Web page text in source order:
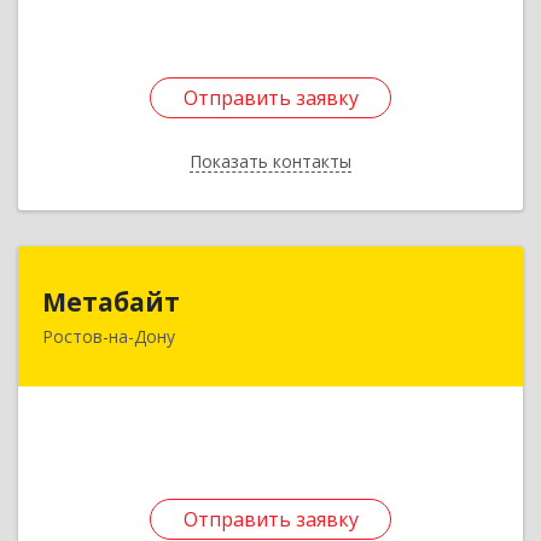
Отправить заявку
Показать контакты
Отправить заявку
Назад
Метабайт
Ростов-на-Дону
Отправить заявку
344002, Ростовская обл, Ростов-на-Дону г,
Отправить заявку